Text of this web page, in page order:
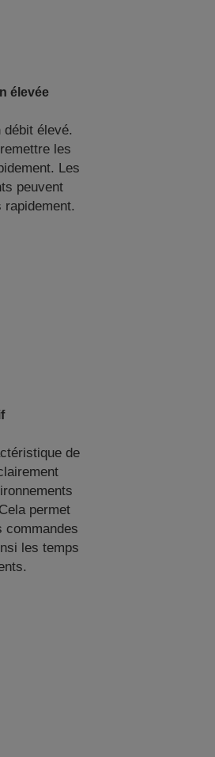
élevée
débit élevé.
les
Les
peuvent
de
permet
commandes
les temps